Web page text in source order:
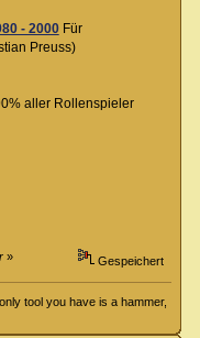
- 2000Für
Preuss)
aller Rollenspieler
» Gespeichert
tool you have is a hammer,